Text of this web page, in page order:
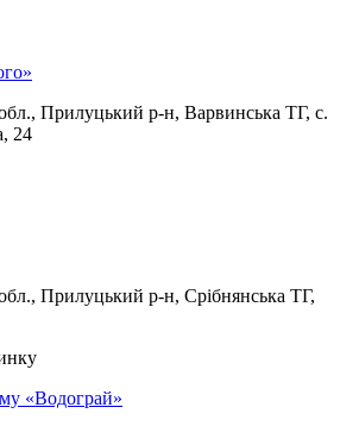
обл., Прилуцький р-н, Варвинська ТГ, с.
24
обл., Прилуцький р-н, Срібнянська ТГ,
«Водограй»